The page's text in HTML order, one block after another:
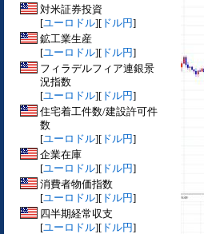
対米証券投資
[ユーロドル][ ドル円]
鉱工業生産
[ユーロドル][ ドル円]
フィラデルフィア連銀景
況指数
[ユーロドル][ ドル円]
住宅着工件数/建設許可件
数
[ユーロドル][ ドル円]
企業在庫
[ユーロドル][ ドル円]
消費者物価指数
[ユーロドル][ ドル円]
四半期経常収支
[ユーロドル][ ドル円]